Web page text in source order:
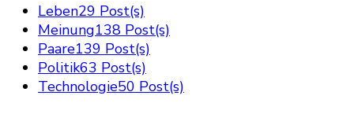
Leben29 Post(s)
Meinung138 Post(s)
Paare139 Post(s)
Politik63 Post(s)
Technologie50 Post(s)